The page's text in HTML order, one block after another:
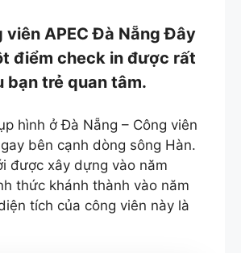
viên APEC Đà Nẵng Đây
điểm check in được rất
bạn trẻ quan tâm.
hình ở Đà Nẵng – Công viên
bên cạnh dòng sông Hàn.
được xây dựng vào năm
thức khánh thành vào năm
tích của công viên này là